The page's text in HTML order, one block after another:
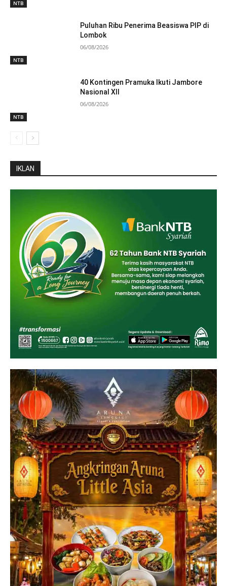
NTB
NTB
Puluhan Ribu Penerima Beasiswa PIP di
Lombok
06/08/2026
NTB
40 Kontingen Pramuka Ikuti Jambore
Nasional XII
06/08/2026
IKLAN